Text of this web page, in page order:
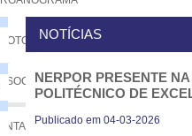
NOTÍCIAS
NERPOR PRESENTE
POLITÉCNICO DE
Publicado em 04-03-2026